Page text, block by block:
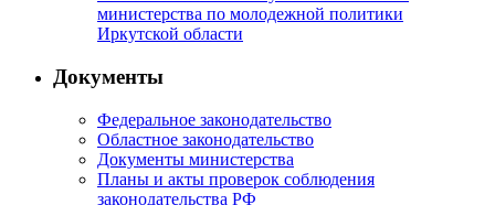
министерства по молодежной политики
Иркутской области
Документы
Федеральное законодательство
Областное законодательство
Документы министерства
Планы и акты проверок соблюдения
законодательства РФ